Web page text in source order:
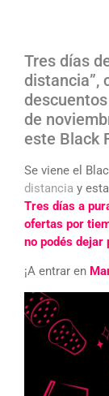
Tres días
distancia”,
de
este Black
Se viene el
distancia y
Tres días a
ofertas por
no podés dejar
¡A entrar en